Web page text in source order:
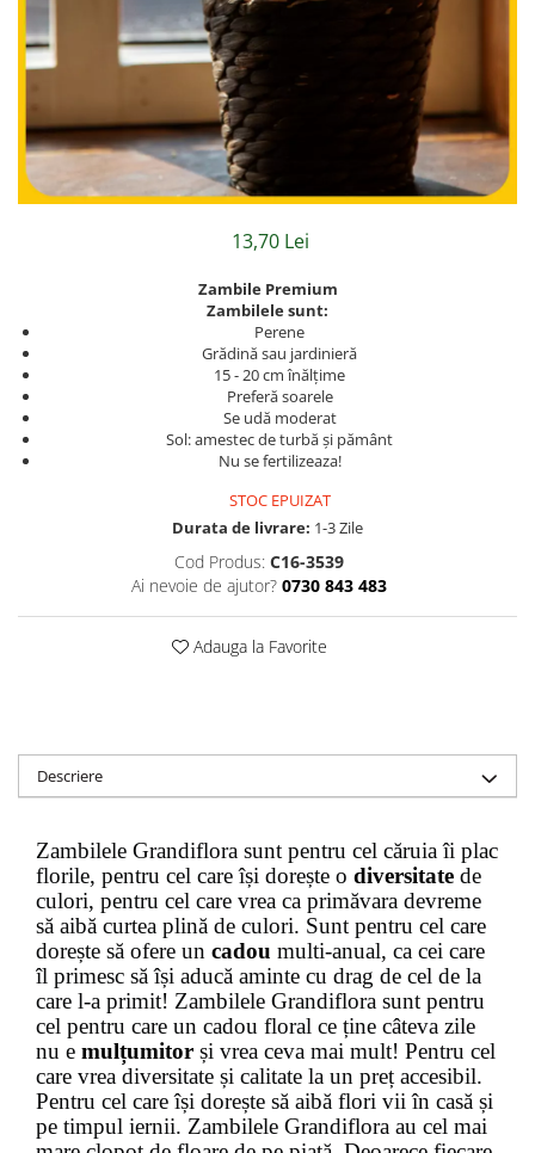
Muscate
Panselute
Semiumbra sau umbra
Soare puternic
Trandafiri
Trompeta ingerilor
Zambile bulbi
Țânțărică
13,70 Lei
Zambile Premium
Zambilele sunt:
Perene
Grădină sau jardinieră
15 - 20 cm înălțime
Preferă soarele
Se udă moderat
Sol: amestec de turbă și pământ
Nu se fertilizeaza!
STOC EPUIZAT
Durata de livrare: 1-3 Zile
Cod Produs: C16-3539
Ai nevoie de ajutor? 0730 843 483
Adauga la Favorite
Descriere
Zambilele Grandiflora sunt pentru cel căruia îi plac
florile, pentru cel care își dorește o diversitate de
culori, pentru cel care vrea ca primăvara devreme
să aibă curtea plină de culori. Sunt pentru cel care
dorește să ofere un cadou multi-anual, ca cei care
îl primesc să își aducă aminte cu drag de cel de la
care l-a primit! Zambilele Grandiflora sunt pentru
cel pentru care un cadou floral ce ține câteva zile
nu e mulțumitor și vrea ceva mai mult! Pentru cel
care vrea diversitate și calitate la un preț accesibil.
Pentru cel care își dorește să aibă flori vii în casă și
pe timpul iernii. Zambilele Grandiflora au cel mai